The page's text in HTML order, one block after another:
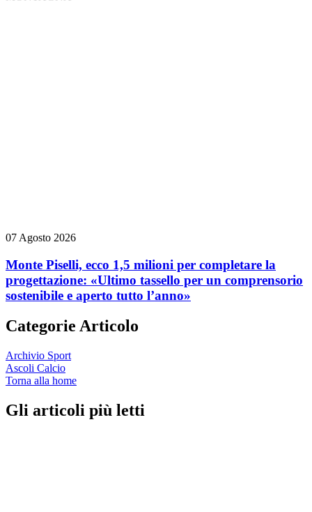
07 Agosto 2026
Monte Piselli, ecco 1,5 milioni per completare la
progettazione: «Ultimo tassello per un comprensorio
sostenibile e aperto tutto l’anno»
Categorie Articolo
Archivio Sport
Ascoli Calcio
Torna alla home
Gli articoli più letti